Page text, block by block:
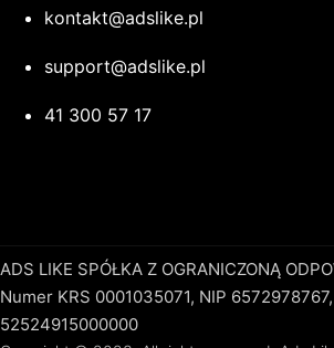
kontakt@adslike.pl
support@adslike.pl
41 300 57 17
ADS LIKE SPÓŁKA Z OGRANICZONĄ
Numer KRS 0001035071, NIP 6572978767,
52524915000000